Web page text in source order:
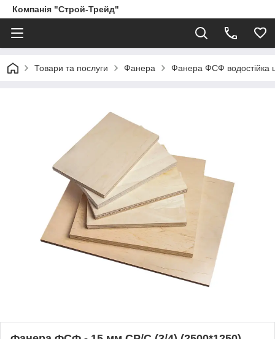
Компанія "Строй-Трейд"
Товари та послуги Фанера Фанера ФСФ водостійка